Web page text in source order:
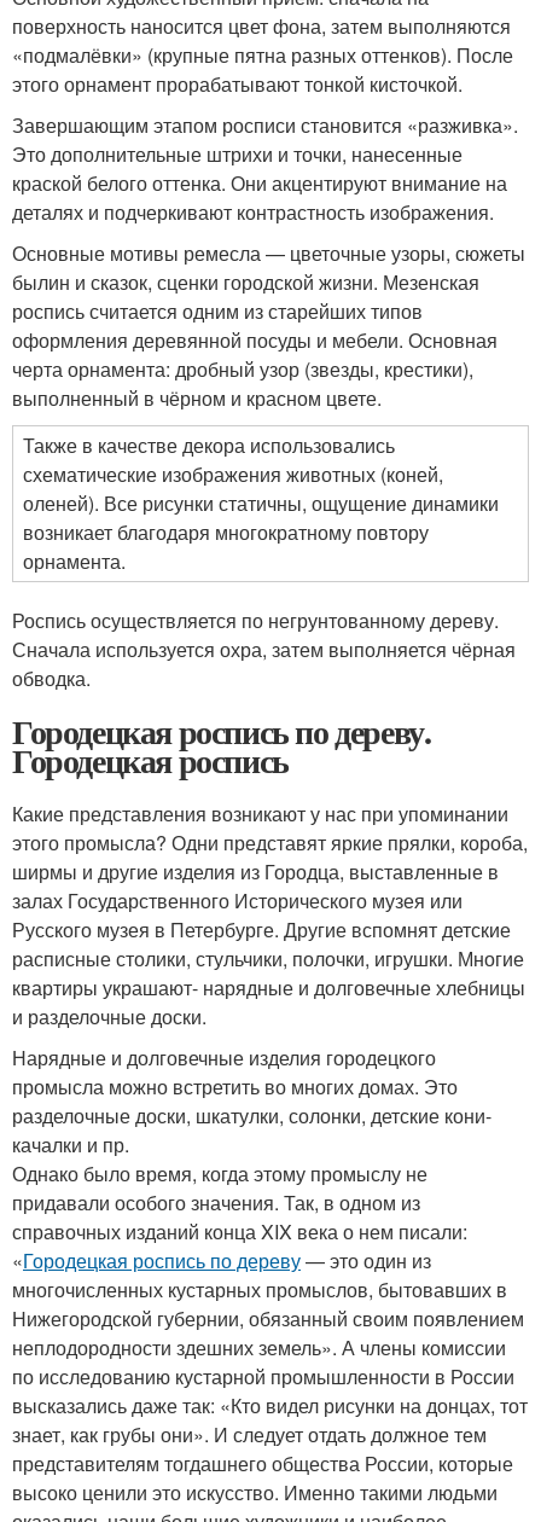
поверхность наносится цвет фона, затем выполняются
«подмалёвки» (крупные пятна разных оттенков). После
этого орнамент прорабатывают тонкой кисточкой.
Завершающим этапом росписи становится «разживка».
Это дополнительные штрихи и точки, нанесенные
краской белого оттенка. Они акцентируют внимание на
деталях и подчеркивают контрастность изображения.
Основные мотивы ремесла — цветочные узоры, сюжеты
былин и сказок, сценки городской жизни. Мезенская
роспись считается одним из старейших типов
оформления деревянной посуды и мебели. Основная
черта орнамента: дробный узор (звезды, крестики),
выполненный в чёрном и красном цвете.
Также в качестве декора использовались
схематические изображения животных (коней,
оленей). Все рисунки статичны, ощущение динамики
возникает благодаря многократному повтору
орнамента.
Роспись осуществляется по негрунтованному дереву.
Сначала используется охра, затем выполняется чёрная
обводка.
Городецкая роспись по дереву.
Городецкая роспись
Какие представления возникают у нас при упоминании
этого промысла? Одни представят яркие прялки, короба,
ширмы и другие изделия из Городца, выставленные в
залах Государственного Исторического музея или
Русского музея в Петербурге. Другие вспомнят детские
расписные столики, стульчики, полочки, игрушки. Многие
квартиры украшают- нарядные и долговечные хлебницы
и разделочные доски.
Нарядные и долговечные изделия городецкого
промысла можно встретить во многих домах. Это
разделочные доски, шкатулки, солонки, детские кони-
качалки и пр.
Однако было время, когда этому промыслу не
придавали особого значения. Так, в одном из
справочных изданий конца XIX века о нем писали:
«Городецкая роспись по дереву— это один из
многочисленных кустарных промыслов, бытовавших в
Нижегородской губернии, обязанный своим появлением
неплодородности здешних земель». А члены комиссии
по исследованию кустарной промышленности в России
высказались даже так: «Кто видел рисунки на донцах, тот
знает, как грубы они». И следует отдать должное тем
представителям тогдашнего общества России, которые
высоко ценили это искусство. Именно такими людьми